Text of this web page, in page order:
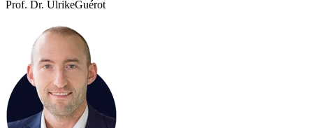
Prof. Dr. UlrikeGuérot